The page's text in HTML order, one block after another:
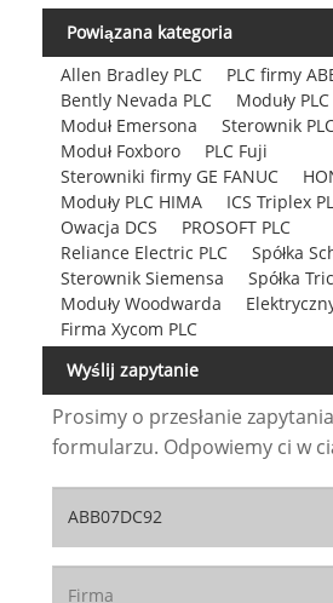
Powiązana kategoria
Allen Bradley PLC
PLC firmy
Bently Nevada PLC
Moduły
Moduł Emersona
Sterownik
Moduł Foxboro
PLC Fuji
Sterowniki firmy GE FANUC
Moduły PLC HIMA
ICS Triplex
Owacja DCS
PROSOFT PLC
Reliance Electric PLC
Spółka
Sterownik Siemensa
Spółka
Moduły Woodwarda
Firma Xycom PLC
Wyślij zapytanie
Prosimy o przesłanie
formularzu. Odpowiemy ci w